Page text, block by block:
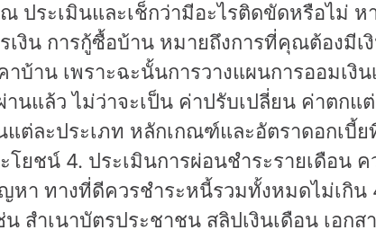
ประเมินและเช็กว่ามีอะไรติดขัดหรือไม่ ห
งิน การกู้ซื้อบ้าน หมายถึงการที่คุณต้องมีเ
บ้าน เพราะฉะนั้นการวางแผนการออมเงิ
นแล้ว ไม่ว่าจะเป็น ค่าปรับเปลี่ยน ค่าตกแ
ต่ละประเภท หลักเกณฑ์และอัตราดอกเบี้
โยชน์ 4. ประเมินการผ่อนชำระรายเดือน
า ทางที่ดีควรชำระหนี้รวมทั้งหมดไม่เกิน
สำเนาบัตรประชาชน สลิปเงินเดือน เอก